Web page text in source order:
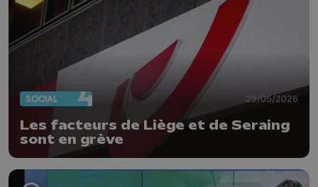
SOCIAL 29/05/2026
Les facteurs de Liège et de Seraing
sont en grève